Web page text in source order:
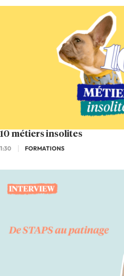
10 métiers insolites
1:30 FORMATIONS